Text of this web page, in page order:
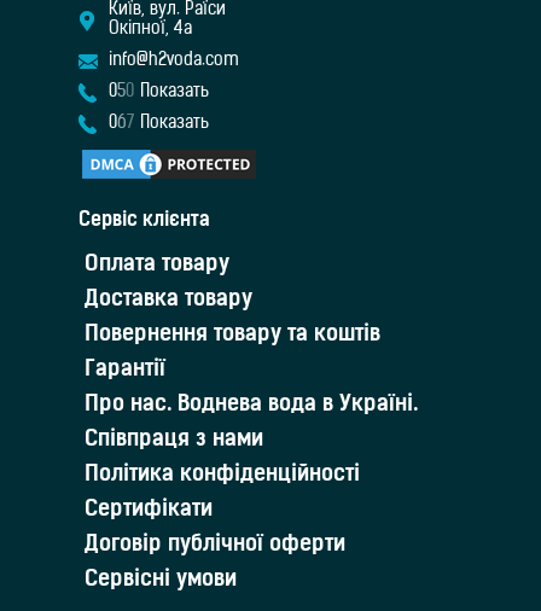
Київ, вул. Раїси
Окіпної, 4а
info@h2voda.com
050 Показать
067 Показать
Cервіс клієнта
Оплата товару
Доставка товару
Повернення товару та коштів
Гарантії
Про нас. Воднева вода в Україні.
Співпраця з нами
Політика конфіденційності
Сертифікати
Договір публічної оферти
Сервісні умови